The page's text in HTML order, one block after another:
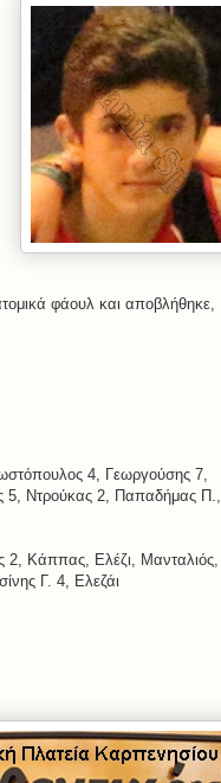
φάουλ και αποβλήθηκε,
4, Γεωργούσης 7,
5, Ντρούκας 2, Παπαδήμας Π.,
2, Κάππας, Ελέζι, Μανταλιός,
Γ. 4, Ελεζάι